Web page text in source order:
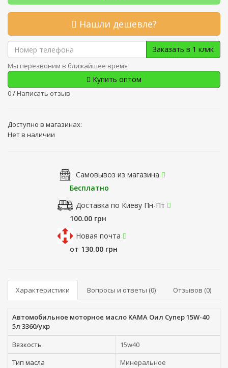
Нашли дешевле?
Заказать в 1 клик
Мы перезвоним в ближайшее время
Купить оптом
0/ Написать отзыв
Доступно в магазинах:
Нет в наличии
Самовывоз из магазина
Бесплатно
Доставка по Киеву Пн-Пт
100.00 грн
Новая почта
от 130.00 грн
Характеристики Вопросы и ответы (0) Отзывов (0)
Автомобильное моторное масло KAMA Оил Супер 15W-40
5л 3360/укр
Вязкость
15w40
Тип масла
Минеральное